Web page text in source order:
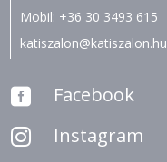
Mobil: +36 30 3493 615
katiszalon@katiszalon.hu
 Facebook
 Instagram